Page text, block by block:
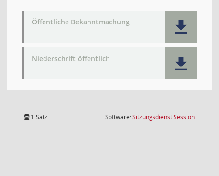
Öffentliche Bekanntmachung
Niederschrift öffentlich
1 Satz Software:SitzungsdienstSession(Wird in